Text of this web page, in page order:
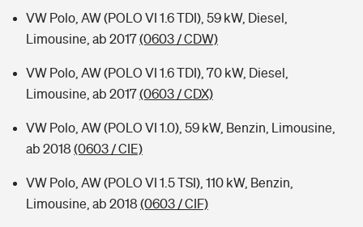
VW Polo, AW (POLO VI 1.6 TDI), 59 kW, Diesel,
Limousine, ab 2017(0603 / CDW)
VW Polo, AW (POLO VI 1.6 TDI), 70 kW, Diesel,
Limousine, ab 2017(0603 / CDX)
VW Polo, AW (POLO VI 1.0), 59 kW, Benzin, Limousine,
ab 2018 (0603 / CIE)
VW Polo, AW (POLO VI 1.5 TSI), 110 kW, Benzin,
Limousine, ab 2018 (0603 / CIF)